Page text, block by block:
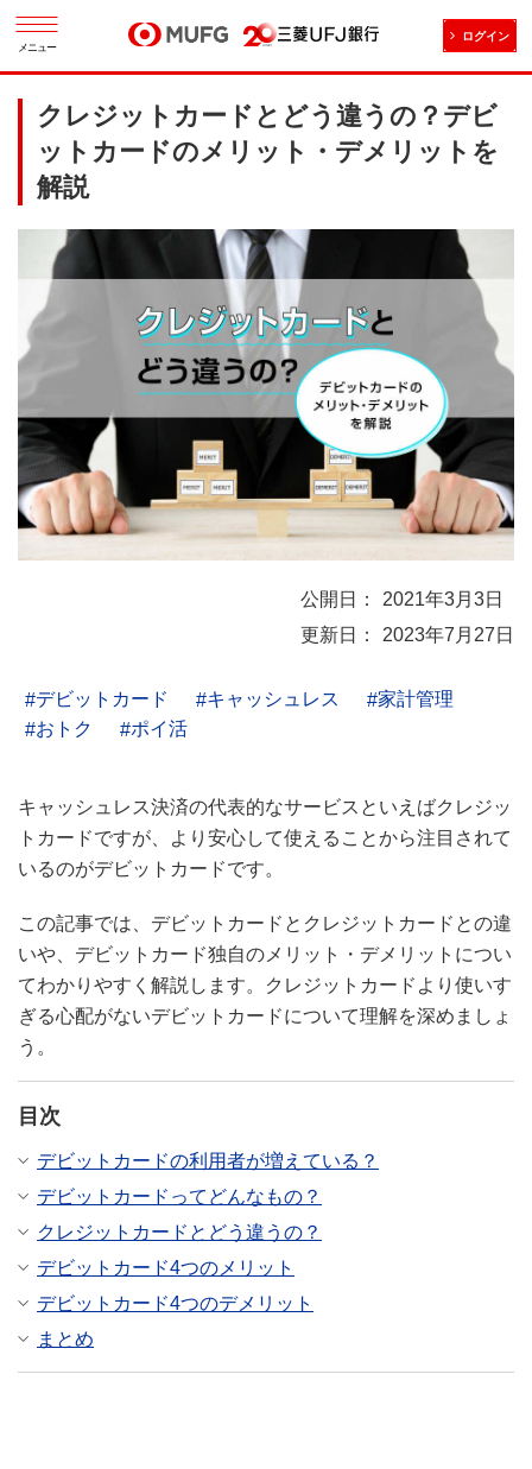
メニュー
ログイン
クレジットカードとどう違うの？デビ
ットカードのメリット・デメリットを
解説
2021年3月3日
2023年7月27日
デビットカード キャッシュレス
家計管理
おトク
ポイ活
キャッシュレス決済の代表的なサービスといえばクレジッ
トカードですが、より安心して使えることから注目されて
いるのがデビットカードです。
この記事では、デビットカードとクレジットカードとの違
いや、デビットカード独自のメリット・デメリットについ
てわかりやすく解説します。クレジットカードより使いす
ぎる心配がないデビットカードについて理解を深めましょ
う。
目次
デビットカードの利用者が増えている？
デビットカードってどんなもの？
クレジットカードとどう違うの？
デビットカード4つのメリット
デビットカード4つのデメリット
まとめ